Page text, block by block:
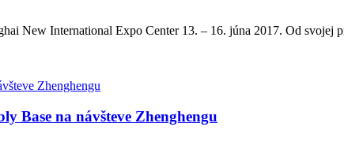
New International Expo Center 13. – 16. júna 2017. Od svojej
Base na návšteve Zhenghengu